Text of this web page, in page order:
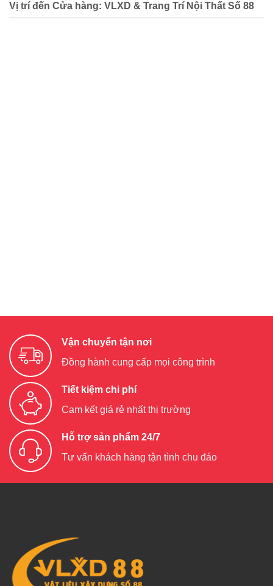
Vị trí đến Cửa hàng: VLXD & Trang Trí Nội Thất Số 88
Vận chuyển tận nơi
Đồng hành cung cấp mọi công trình
Tiết kiệm chi phí
Cam kết giá rẻ nhất thị trường
Hỗ trợ sản phẩm 24/7
Tư vấn khách hàng tận tình chu đáo